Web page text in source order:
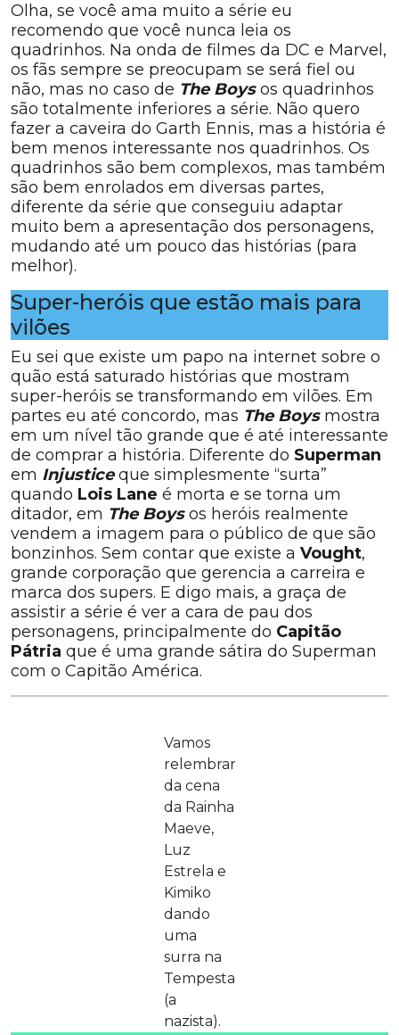
Olha, se você ama muito a série eu
recomendo que você nunca leia os
quadrinhos. Na onda de filmes da DC e Marvel,
os fãs sempre se preocupam se será fiel ou
não, mas no caso de The Boysos quadrinhos
são totalmente inferiores a série. Não quero
fazer a caveira do Garth Ennis, mas a história é
bem menos interessante nos quadrinhos. Os
quadrinhos são bem complexos, mas também
são bem enrolados em diversas partes,
diferente da série que conseguiu adaptar
muito bem a apresentação dos personagens,
mudando até um pouco das histórias (para
melhor).
Super-heróis que estão mais para
vilões
Eu sei que existe um papo na internet sobre o
quão está saturado histórias que mostram
super-heróis se transformando em vilões. Em
partes eu até concordo, mas The Boysmostra
em um nível tão grande que é até interessante
de comprar a história. Diferente do Superman
em Injusticeque simplesmente “surta”
quando Lois Lane é morta e se torna um
ditador, em The Boysos heróis realmente
vendem a imagem para o público de que são
bonzinhos. Sem contar que existe a Vought,
grande corporação que gerencia a carreira e
marca dos supers. E digo mais, a graça de
assistir a série é ver a cara de pau dos
personagens, principalmente do Capitão
Pátria que é uma grande sátira do Superman
com o Capitão América.
Vamos
relembrar
da cena
da Rainha
Maeve,
Luz
Estrela e
Kimiko
dando
uma
surra na
Tempesta
(a
nazista).